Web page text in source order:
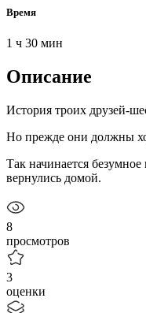
Время
1 ч 30 мин
Описание
История троих друзей-
Но прежде они должны
Так начинается
вернулись домой.
8
просмотров
3
оценки